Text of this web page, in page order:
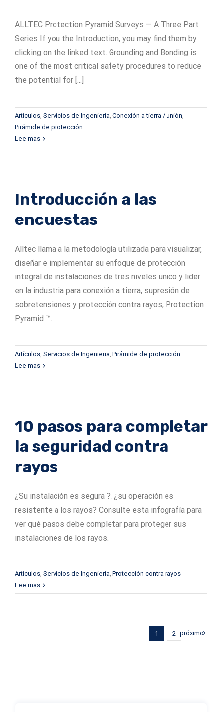
ALLTEC Protection Pyramid Surveys — A Three Part
Series If you the Introduction, you may find them by
clicking on the linked text. Grounding and Bonding is
one of the most critical safety procedures to reduce
the potential for [...]
Artículos, Servicios de Ingenieria, Conexión a tierra / unión,
Pirámide de protección
Lee mas
Introducción a las
encuestas
Alltec llama a la metodología utilizada para visualizar,
diseñar e implementar su enfoque de protección
integral de instalaciones de tres niveles único y líder
en la industria para conexión a tierra, supresión de
sobretensiones y protección contra rayos, Protection
Pyramid ™.
Artículos, Servicios de Ingenieria, Pirámide de protección
Lee mas
10 pasos para completar
la seguridad contra
rayos
¿Su instalación es segura ?, ¿su operación es
resistente a los rayos? Consulte esta infografía para
ver qué pasos debe completar para proteger sus
instalaciones de los rayos.
Artículos, Servicios de Ingenieria, Protección contra rayos
Lee mas
1 2 próximo